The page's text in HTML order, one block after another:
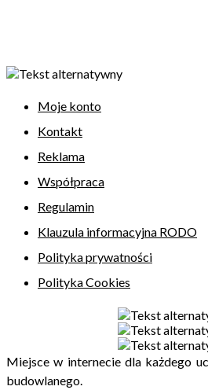
Moje konto
Kontakt
Reklama
Współpraca
Regulamin
Klauzula informacyjna RODO
Polityka prywatności
Polityka Cookies
Miejsce w internecie dla każdego
budowlanego.